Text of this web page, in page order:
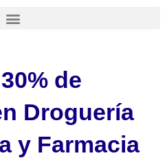
de
Droguería
y Farmacia